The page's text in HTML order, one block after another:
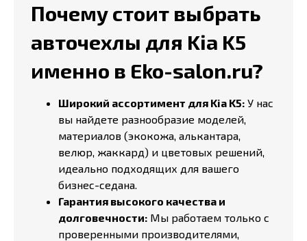
Почему стоит выбрать
авточехлы для Kia K5
именно в Eko-salon.ru?
Широкий ассортимент для Kia K5: У нас
вы найдете разнообразие моделей,
материалов (экокожа, алькантара,
велюр, жаккард) и цветовых решений,
идеально подходящих для вашего
бизнес-седана.
Гарантия высокого качества и
долговечности: Мы работаем только с
проверенными производителями,